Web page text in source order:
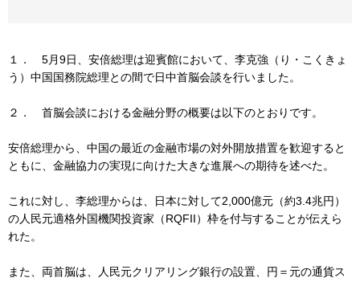
１． 5月9日、安倍総理は迎賓館において、李克強（り・こくきょ
う）中国国務院総理との間で日中首脳会談を行いました。
２． 首脳会談における金融分野の概要は以下のとおりです。
安倍総理から、中国の最近の金融市場の対外開放措置を歓迎すると
ともに、金融協力の実現に向けた大きな進展への期待を述べた。
これに対し、李総理からは、日本に対して2,000億元（約3.4兆円）
の人民元適格外国機関投資家（RQFII）枠を付与することが伝えら
れた。
また、両首脳は、人民元クリアリング銀行の設置、円＝元の通貨ス